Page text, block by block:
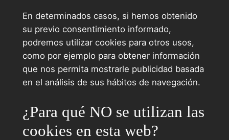
En determinados casos, si hemos obtenido
su previo consentimiento informado,
podremos utilizar cookies para otros usos,
como por ejemplo para obtener información
que nos permita mostrarle publicidad basada
en el análisis de sus hábitos de navegación.
¿Para qué NO se utilizan las
cookies en esta web?